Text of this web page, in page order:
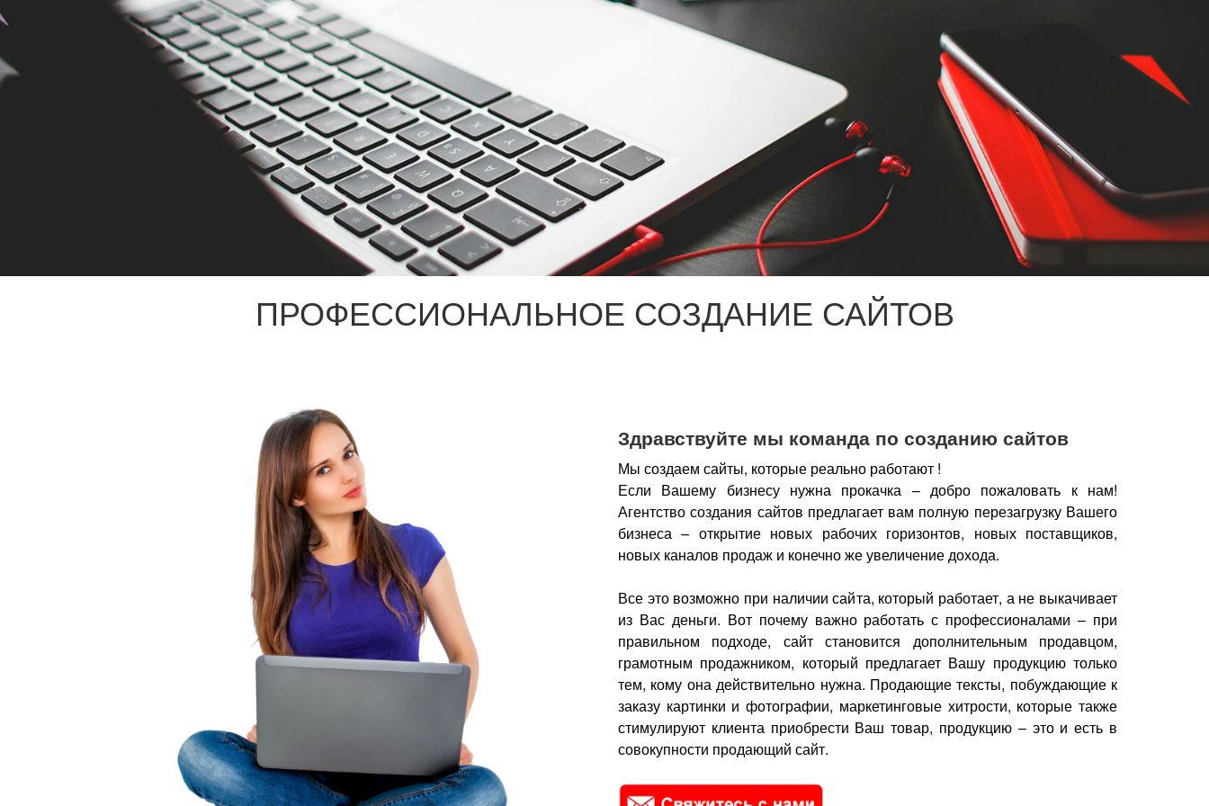
ПРОФЕССИОНАЛЬНОЕ СОЗДАНИЕ САЙТОВ
Здравствуйте мы команда по созданию сайтов
Мы создаем сайты, которые реально работают !
Если Вашему бизнесу нужна прокачка – добро пожаловать к нам!
Агентство создания сайтов предлагает вам полную перезагрузку Вашего
бизнеса – открытие новых рабочих горизонтов, новых поставщиков,
новых каналов продаж и конечно же увеличение дохода.
Все это возможно при наличии сайта, который работает, а не выкачивает
из Вас деньги. Вот почему важно работать с профессионалами – при
правильном подходе, сайт становится дополнительным продавцом,
грамотным продажником, который предлагает Вашу продукцию только
тем, кому она действительно нужна. Продающие тексты, побуждающие к
заказу картинки и фотографии, маркетинговые хитрости, которые также
стимулируют клиента приобрести Ваш товар, продукцию – это и есть в
совокупности продающий сайт.